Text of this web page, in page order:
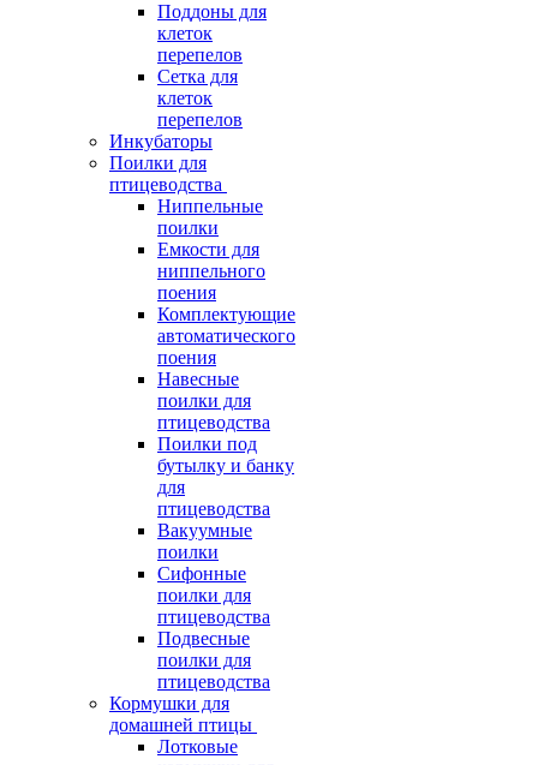
Поддоны для
клеток
перепелов
Сетка для
клеток
перепелов
Инкубаторы
Поилки для
птицеводства
Ниппельные
поилки
Емкости для
ниппельного
поения
Комплектующие
автоматического
поения
Навесные
поилки для
птицеводства
Поилки под
бутылку и банку
для
птицеводства
Вакуумные
поилки
Сифонные
поилки для
птицеводства
Подвесные
поилки для
птицеводства
Кормушки для
домашней птицы
Лотковые